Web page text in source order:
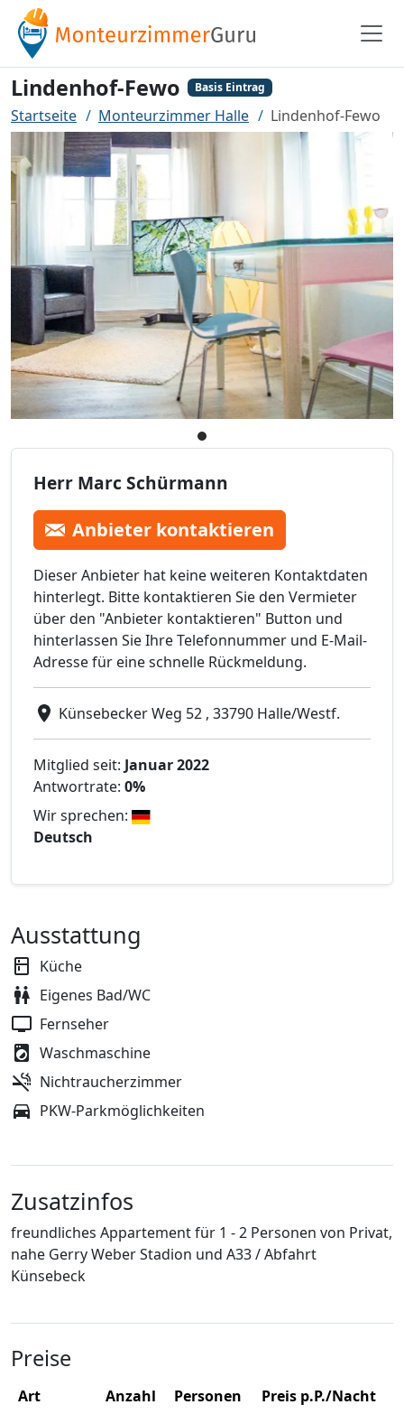
Lindenhof-Fewo Basis Eintrag
Startseite Monteurzimmer Halle Lindenhof-Fewo
Herr Marc Schürmann
Anbieter kontaktieren
Dieser Anbieter hat keine weiteren Kontaktdaten
hinterlegt. Bitte kontaktieren Sie den Vermieter
über den "Anbieter kontaktieren" Button und
hinterlassen Sie Ihre Telefonnummer und E-Mail-
Adresse für eine schnelle Rückmeldung.
Künsebecker Weg 52 , 33790 Halle/Westf.
Mitglied seit: Januar 2022
Antwortrate: 0%
Wir sprechen:
Deutsch
Ausstattung
Küche
Eigenes Bad/WC
Fernseher
Waschmaschine
Nichtraucherzimmer
PKW-Parkmöglichkeiten
Zusatzinfos
freundliches Appartement für 1 - 2 Personen von Privat,
nahe Gerry Weber Stadion und A33 / Abfahrt
Künsebeck
Preise
Art Anzahl Personen
Preis p.P./Nacht